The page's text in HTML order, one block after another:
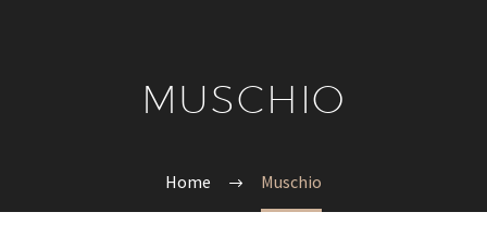
MUSCHIO
Home Muschio